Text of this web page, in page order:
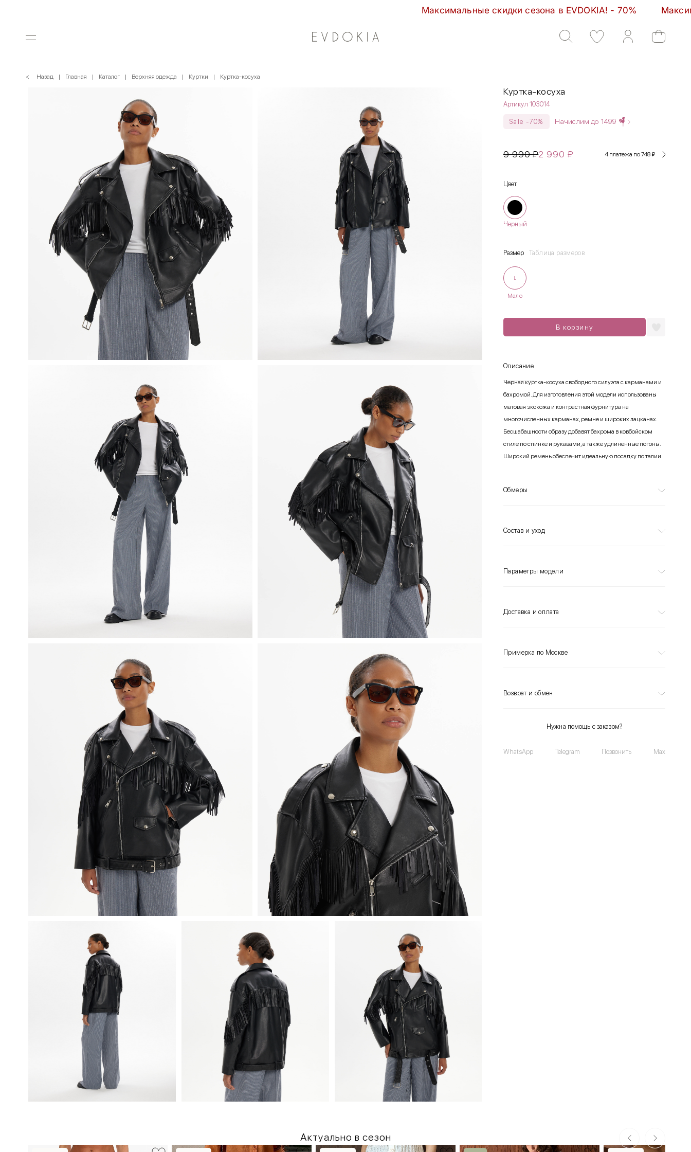
Максимальные скидки сезона в EVDOKIA! - 70%         Максимальные скидки
< Назад Главная Каталог Верхняя одежда Куртки Куртка-косуха
Куртка-косуха
Артикул 103014
Sale -70% Начислим до 1499
9 990₽2 990 ₽ 4 платежа по 748 ₽
Цвет
Черный
Размер Таблица размеров
L
Мало
В корзину
Описание
Черная куртка-косуха свободного силуэта с карманами и
бахромой. Для изготовления этой модели использованы
матовая экокожа и контрастная фурнитура на
многочисленных карманах, ремне и широких лацканах.
Бесшабашности образу добавят бахрома в ковбойском
стиле по спинке и рукавами, а также удлиненные погоны.
Широкий ремень обеспечит идеальную посадку по талии
Обмеры
Состав и уход
Параметры модели
Доставка и оплата
Примерка по Москве
Возврат и обмен
Нужна помощь с заказом?
WhatsApp Telegram Позвонить Max
Актуально в сезон